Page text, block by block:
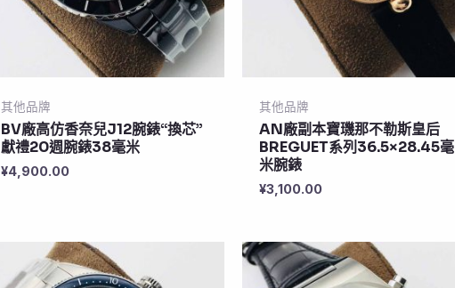
其他品牌
BV廠高仿香奈兒J12腕錶“換芯”
獻禮20週腕錶38毫米
¥4,900.00
其他品牌
AN廠副本寶璣那不勒斯皇后
BREGUET系列36.5×28.45毫
米腕錶
¥3,100.00